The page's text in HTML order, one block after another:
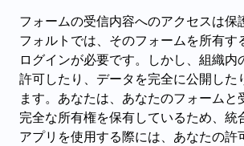
フォームの受信内容へのアクセスは保
フォルトでは、そのフォームを所有す
ログインが必要です。しかし、組織内
許可したり、データを完全に公開した
ます。あなたは、あなたのフォームと
完全な所有権を保有しているため、統
アプリを使用する際には、あなたの許